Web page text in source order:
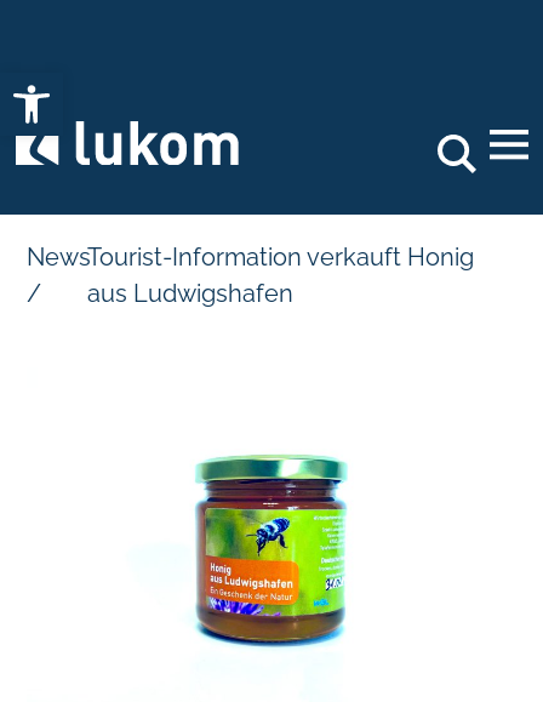
Open toolbar
Search
News
/
Tourist-Information verkauft Honig
aus Ludwigshafen